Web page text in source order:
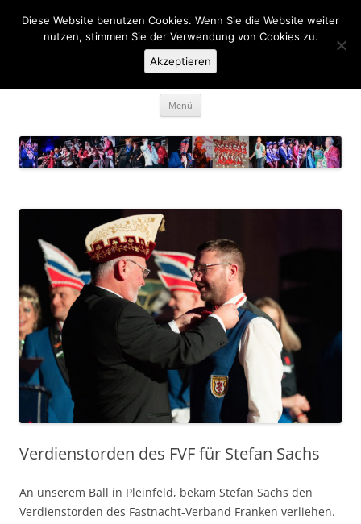
Inhalt
springen KaGe Ellingen 1963 e.V.
… des is ka Spass net, des is Fasching …
Menü
Verdienstorden des FVF für Stefan Sachs
An unserem Ball in Pleinfeld, bekam Stefan Sachs den
Verdienstorden des Fastnacht-Verband Franken verliehen.
Diese Website benutzen Cookies. Wenn Sie die Website weiter
nutzen, stimmen Sie der Verwendung von Cookies zu.
Akzeptieren